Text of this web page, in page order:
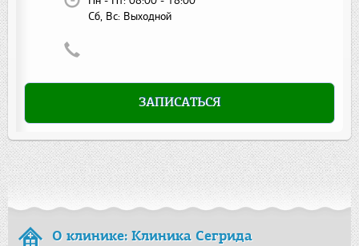
Сб, Вс: Выходной
ЗАПИСАТЬСЯ
О клинике: Клиника Сегрида